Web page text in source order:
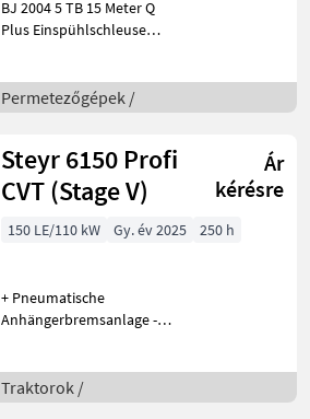
BJ 2004 5 TB 15 Meter Q
Plus Einspühlschleuse
Gültige Überprüfung bis
April 2028 Építésmód:
Permetezőgépek /
Steyr 6150 Profi
CVT (Stage V)
Ár
kérésre
150 LE/110 kW Gy. év 2025 250 h
+ Pneumatische
Anhängerbremsanlage -
Anhängerkupplung mit
automatischem Zugbolzen
Traktorok /